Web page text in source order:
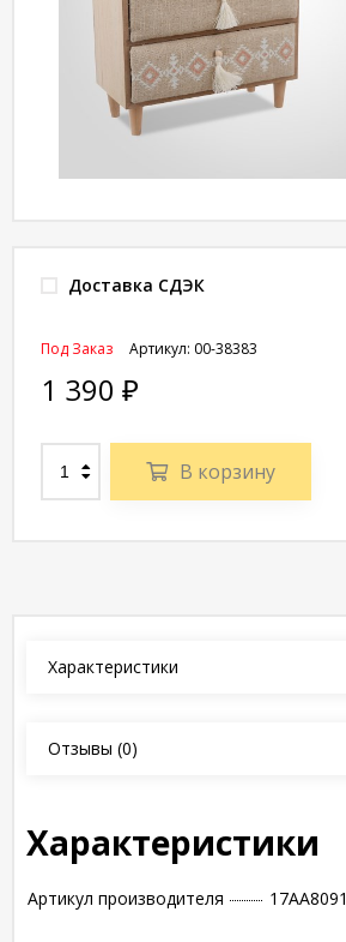
Доставка СДЭК
Артикул: 00-38383
Под Заказ
1 390 ₽
В корзину
Характеристики
Отзывы (0)
Характеристики
Артикул производителя 17AA8091